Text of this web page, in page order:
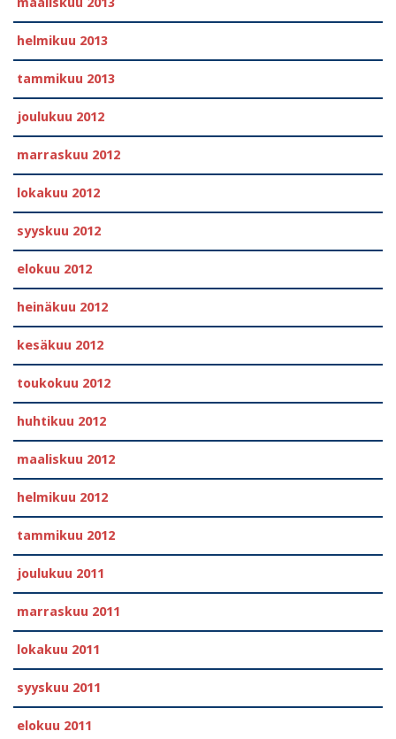
helmikuu 2013
tammikuu 2013
joulukuu 2012
marraskuu 2012
lokakuu 2012
syyskuu 2012
elokuu 2012
heinäkuu 2012
kesäkuu 2012
toukokuu 2012
huhtikuu 2012
maaliskuu 2012
helmikuu 2012
tammikuu 2012
joulukuu 2011
marraskuu 2011
lokakuu 2011
syyskuu 2011
elokuu 2011